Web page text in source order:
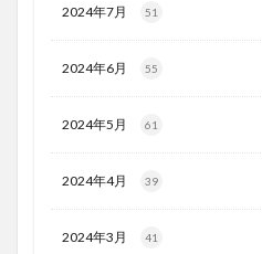
2024年7月 51
2024年6月 55
2024年5月 61
2024年4月 39
2024年3月 41